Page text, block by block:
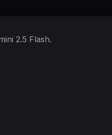
2.5 Flash.